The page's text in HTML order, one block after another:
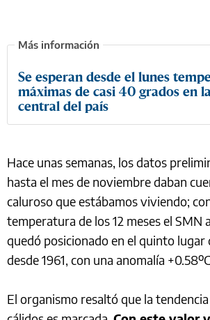
Se esperan desde el lunes
máximas de casi 40 grados en
central del país
Hace unas semanas, los datos
hasta el mes de noviembre daban
caluroso que estábamos viviendo;
temperatura de los 12 meses el SMN
quedó posicionado en el quinto lugar
desde 1961, con una anomalía
El organismo resaltó que la